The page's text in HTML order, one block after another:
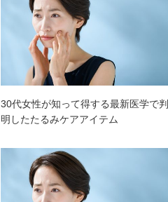
30代女性が知って得する最新医学で判
明したたるみケアアイテム